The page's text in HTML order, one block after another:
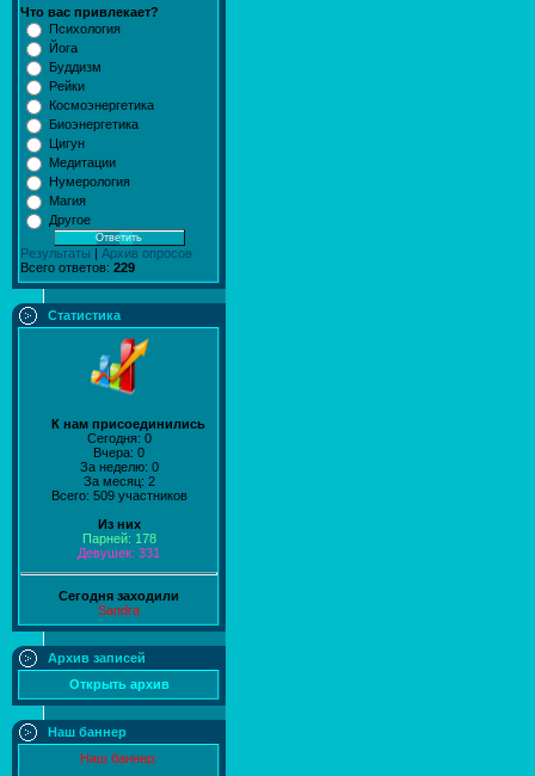
Что вас привлекает?
Психология
Йога
Буддизм
Рейки
Космоэнергетика
Биоэнергетика
Цигун
Медитации
Нумерология
Магия
Другое
Результаты | Архив опросов
Всего ответов: 229
Статистика
К нам присоединились
Сегодня: 0
Вчера: 0
За неделю: 0
За месяц: 2
Всего: 509 участников
Из них
Парней: 178
Девушек: 331
Сегодня заходили
Sandra
Архив записей
Открыть архив
Наш баннер
Наш баннер: